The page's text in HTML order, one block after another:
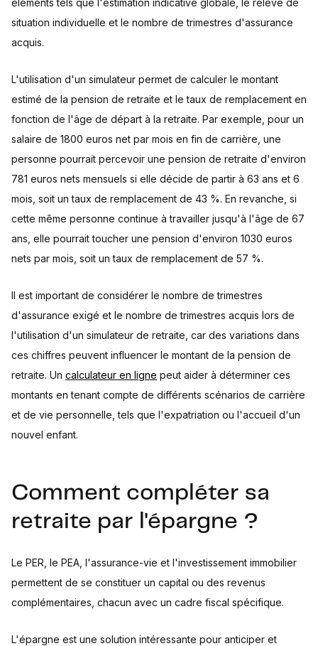
éléments tels que l'estimation indicative globale, le relevé de
situation individuelle et le nombre de trimestres d'assurance
acquis.
L'utilisation d'un simulateur permet de calculer le montant
estimé de la pension de retraite et le taux de remplacement en
fonction de l'âge de départ à la retraite. Par exemple, pour un
salaire de 1800 euros net par mois en fin de carrière, une
personne pourrait percevoir une pension de retraite d'environ
781 euros nets mensuels si elle décide de partir à 63 ans et 6
mois, soit un taux de remplacement de 43 %. En revanche, si
cette même personne continue à travailler jusqu'à l'âge de 67
ans, elle pourrait toucher une pension d'environ 1030 euros
nets par mois, soit un taux de remplacement de 57 %.
Il est important de considérer le nombre de trimestres
d'assurance exigé et le nombre de trimestres acquis lors de
l'utilisation d'un simulateur de retraite, car des variations dans
ces chiffres peuvent influencer le montant de la pension de
retraite. Un calculateur en ligne peut aider à déterminer ces
montants en tenant compte de différents scénarios de carrière
et de vie personnelle, tels que l'expatriation ou l'accueil d'un
nouvel enfant.
Comment compléter sa
retraite par l'épargne ?
Le PER, le PEA, l'assurance-vie et l'investissement immobilier
permettent de se constituer un capital ou des revenus
complémentaires, chacun avec un cadre fiscal spécifique.
L'épargne est une solution intéressante pour anticiper et